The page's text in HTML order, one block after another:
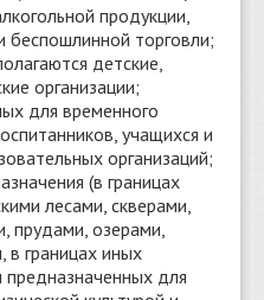
продукции,
беспошлинной торговли;
детские,
организации;
для временного
учащихся и
организаций;
(в границах
лесами, скверами,
прудами, озерами,
границах иных
предназначенных для